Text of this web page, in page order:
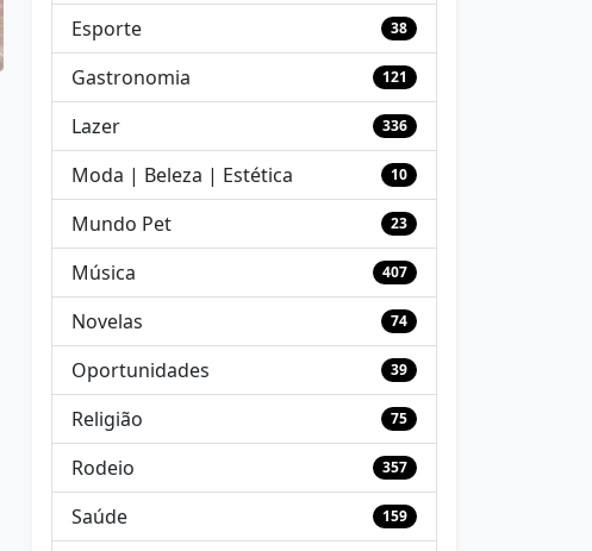
Esporte 38
Gastronomia 121
Lazer 336
Moda | Beleza | Estética 10
Mundo Pet 23
Música 407
Novelas 74
Oportunidades 39
Religião 75
Rodeio 357
Saúde 159